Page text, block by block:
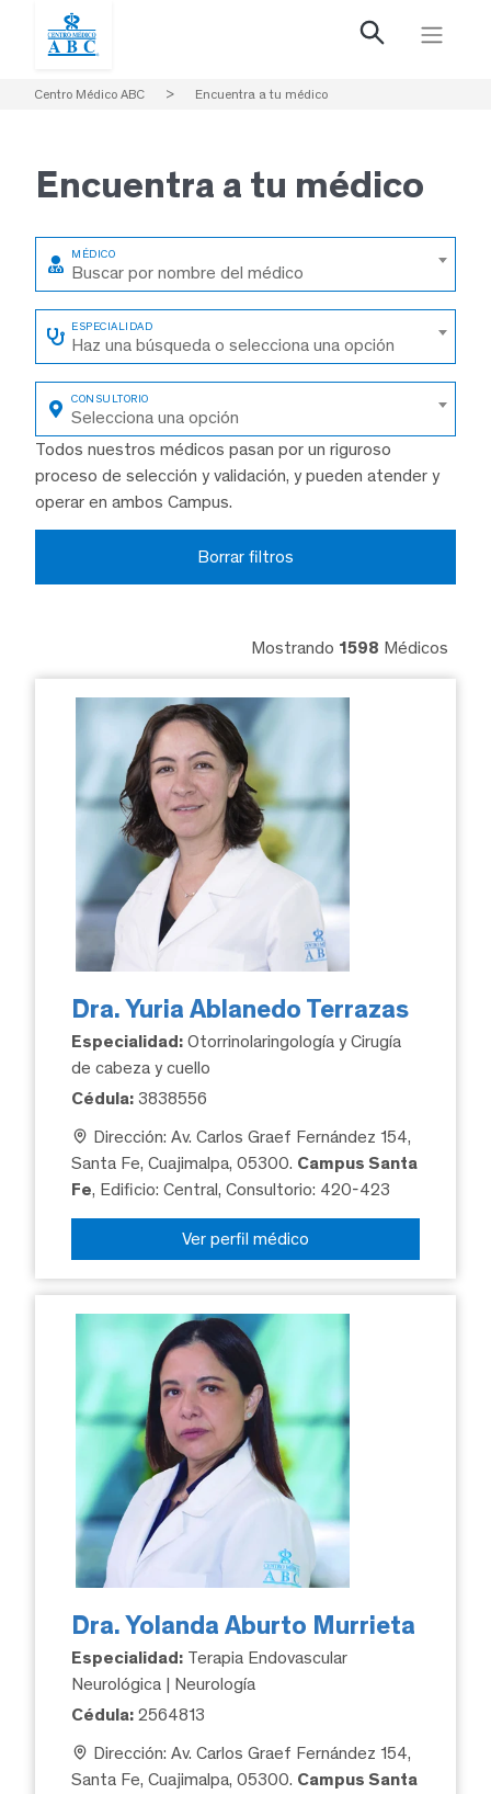
Centro Médico ABC > Encuentra a tu médico
Encuentra a tu médico
Buscar por nombre del médico
Haz una búsqueda o selecciona una opción
Selecciona una opción
Todos nuestros médicos pasan por un riguroso
proceso de selección y validación, y pueden atender y
operar en ambos Campus.
Borrar filtros
Mostrando 1598 Médicos
Dra. Yuria Ablanedo Terrazas
Especialidad: Otorrinolaringología y Cirugía
de cabeza y cuello
Cédula: 3838556
Dirección: Av. Carlos Graef Fernández 154,
Santa Fe, Cuajimalpa, 05300. Campus Santa
Fe, Edificio: Central, Consultorio: 420-423
Ver perfil médico
Dra. Yolanda Aburto Murrieta
Especialidad: Terapia Endovascular
Neurológica | Neurología
Cédula: 2564813
Dirección: Av. Carlos Graef Fernández 154,
Santa Fe, Cuajimalpa, 05300. Campus Santa